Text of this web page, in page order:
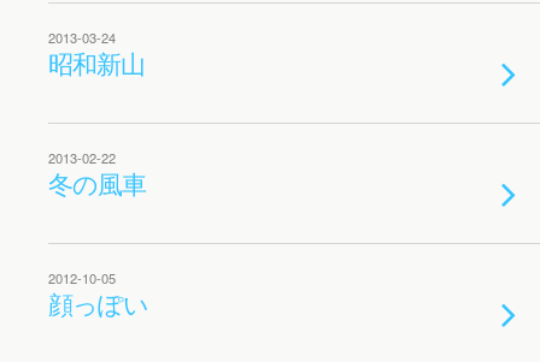
2013-03-24
昭和新山
2013-02-22
冬の風車
2012-10-05
顔っぽい